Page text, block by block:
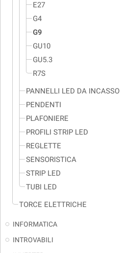
E27
G4
G9
GU10
GU5.3
R7S
PANNELLI LED DA INCASSO
PENDENTI
PLAFONIERE
PROFILI STRIP LED
REGLETTE
SENSORISTICA
STRIP LED
TUBI LED
TORCE ELETTRICHE
INFORMATICA
INTROVABILI